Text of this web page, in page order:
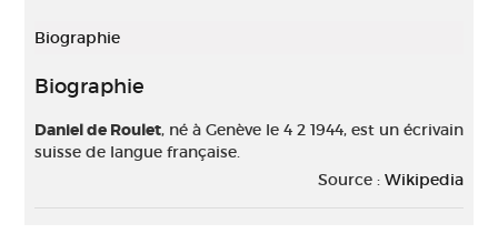
Biographie
Biographie
Daniel de Roulet, né à Genève le 4 2 1944, est un écrivain
suisse de langue française.
Source : Wikipedia